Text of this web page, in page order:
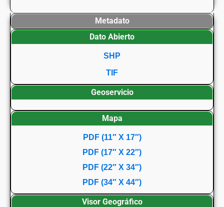
Metadato
Dato Abierto
SHP
TIF
Geoservicio
Mapa
PDF (11″ X 17″)
PDF (17″ X 22″)
PDF (22″ X 34″)
PDF (34″ X 44″)
Visor Geográfico